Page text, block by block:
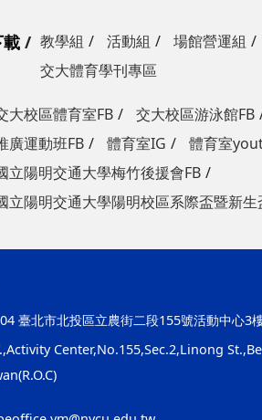
教學組 活動組 場館營運組
交大體育學刊專區
大校區體育室FB 交大校區游泳館FB
廣運動班FB
體育室IG
體育室
立陽明交通大學梅竹後援會FB
立陽明交通大學陽明校區系際盃暨新生
臺北市北投區立農街二段155號活動中心3
Center,No.155,Sec.2,Linong